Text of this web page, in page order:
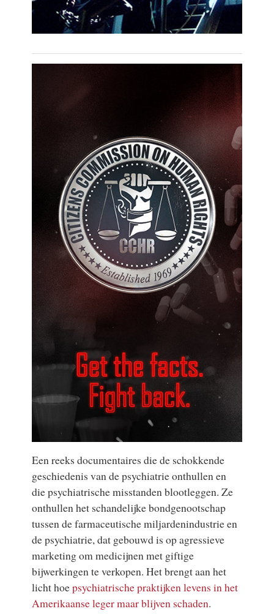
Een reeks documentaires die de schokkende
geschiedenis van de psychiatrie onthullen en
die psychiatrische misstanden blootleggen. Ze
onthullen het schandelijke bondgenootschap
tussen de farmaceutische miljardenindustrie en
de psychiatrie, dat gebouwd is op agressieve
marketing om medicijnen met giftige
bijwerkingen te verkopen. Het brengt aan het
licht hoepsychiatrische praktijken levens in het
Amerikaanse leger maar blijven schaden.